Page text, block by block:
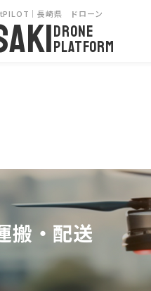
｜長崎県 ドローン
DRONE
PLATFORM
搬・配送